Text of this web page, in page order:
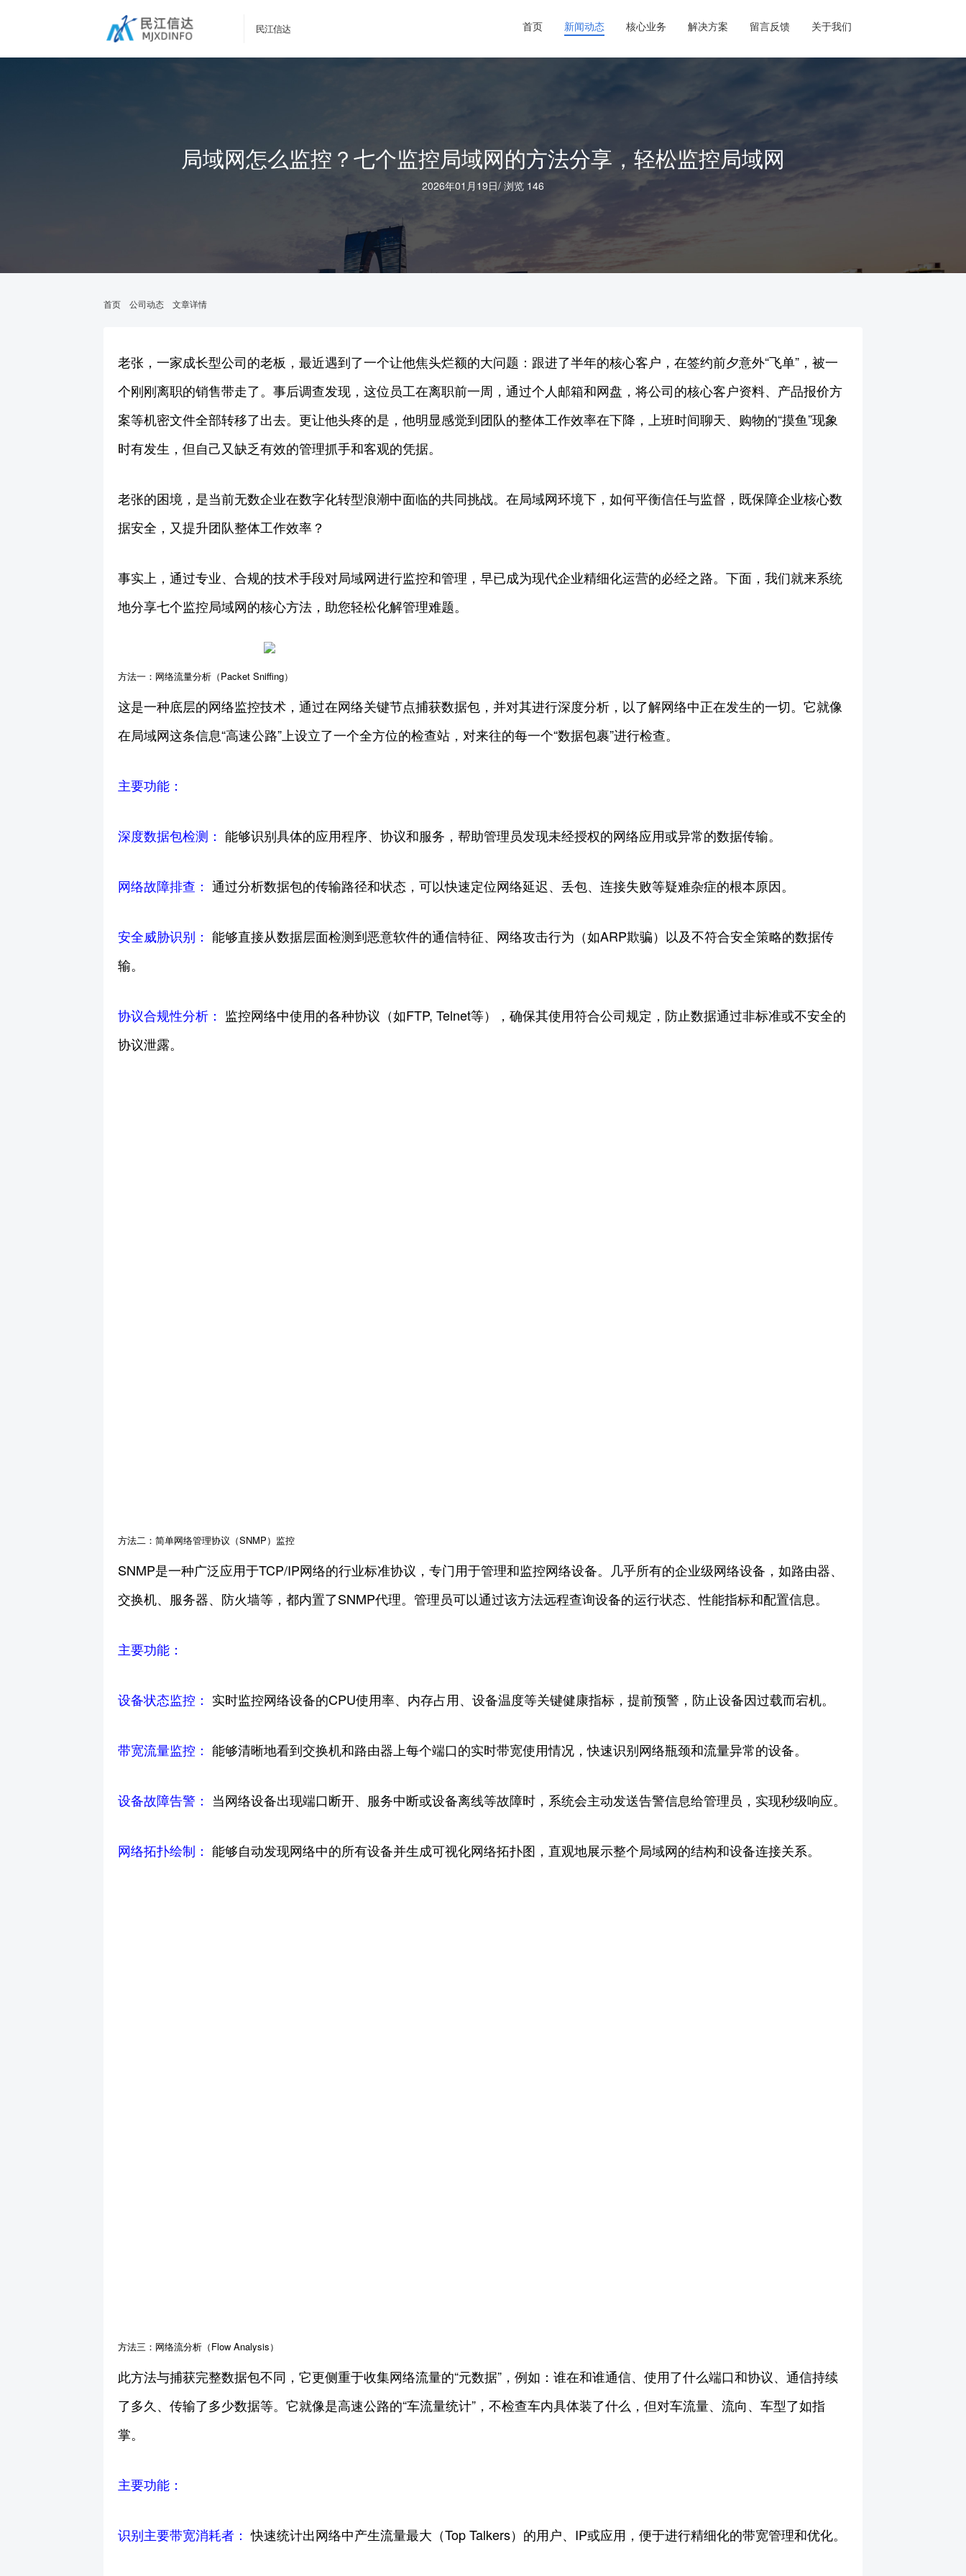
民江信达 首页 新闻动态 核心业务 解决方案 留言反馈 关于我们
局域网怎么监控？七个监控局域网的方法分享，轻松监控局域网
2026年01月19日/ 浏览 146
首页 公司动态 文章详情
老张，一家成长型公司的老板，最近遇到了一个让他焦头烂额的大问题：跟进了半年的核心客户，在签约前夕意外“飞单”，被一
个刚刚离职的销售带走了。事后调查发现，这位员工在离职前一周，通过个人邮箱和网盘，将公司的核心客户资料、产品报价方
案等机密文件全部转移了出去。更让他头疼的是，他明显感觉到团队的整体工作效率在下降，上班时间聊天、购物的“摸鱼”现象
时有发生，但自己又缺乏有效的管理抓手和客观的凭据。
老张的困境，是当前无数企业在数字化转型浪潮中面临的共同挑战。在局域网环境下，如何平衡信任与监督，既保障企业核心数
据安全，又提升团队整体工作效率？
事实上，通过专业、合规的技术手段对局域网进行监控和管理，早已成为现代企业精细化运营的必经之路。下面，我们就来系统
地分享七个监控局域网的核心方法，助您轻松化解管理难题。
方法一：网络流量分析（Packet Sniffing）
这是一种底层的网络监控技术，通过在网络关键节点捕获数据包，并对其进行深度分析，以了解网络中正在发生的一切。它就像
在局域网这条信息“高速公路”上设立了一个全方位的检查站，对来往的每一个“数据包裹”进行检查。
主要功能：
深度数据包检测： 能够识别具体的应用程序、协议和服务，帮助管理员发现未经授权的网络应用或异常的数据传输。
网络故障排查： 通过分析数据包的传输路径和状态，可以快速定位网络延迟、丢包、连接失败等疑难杂症的根本原因。
安全威胁识别： 能够直接从数据层面检测到恶意软件的通信特征、网络攻击行为（如ARP欺骗）以及不符合安全策略的数据传
输。
协议合规性分析： 监控网络中使用的各种协议（如FTP, Telnet等），确保其使用符合公司规定，防止数据通过非标准或不安全的
协议泄露。
方法二：简单网络管理协议（SNMP）监控
SNMP是一种广泛应用于TCP/IP网络的行业标准协议，专门用于管理和监控网络设备。几乎所有的企业级网络设备，如路由器、
交换机、服务器、防火墙等，都内置了SNMP代理。管理员可以通过该方法远程查询设备的运行状态、性能指标和配置信息。
主要功能：
设备状态监控： 实时监控网络设备的CPU使用率、内存占用、设备温度等关键健康指标，提前预警，防止设备因过载而宕机。
带宽流量监控： 能够清晰地看到交换机和路由器上每个端口的实时带宽使用情况，快速识别网络瓶颈和流量异常的设备。
设备故障告警： 当网络设备出现端口断开、服务中断或设备离线等故障时，系统会主动发送告警信息给管理员，实现秒级响应。
网络拓扑绘制： 能够自动发现网络中的所有设备并生成可视化网络拓扑图，直观地展示整个局域网的结构和设备连接关系。
方法三：网络流分析（Flow Analysis）
此方法与捕获完整数据包不同，它更侧重于收集网络流量的“元数据”，例如：谁在和谁通信、使用了什么端口和协议、通信持续
了多久、传输了多少数据等。它就像是高速公路的“车流量统计”，不检查车内具体装了什么，但对车流量、流向、车型了如指
掌。
主要功能：
识别主要带宽消耗者： 快速统计出网络中产生流量最大（Top Talkers）的用户、IP或应用，便于进行精细化的带宽管理和优化。